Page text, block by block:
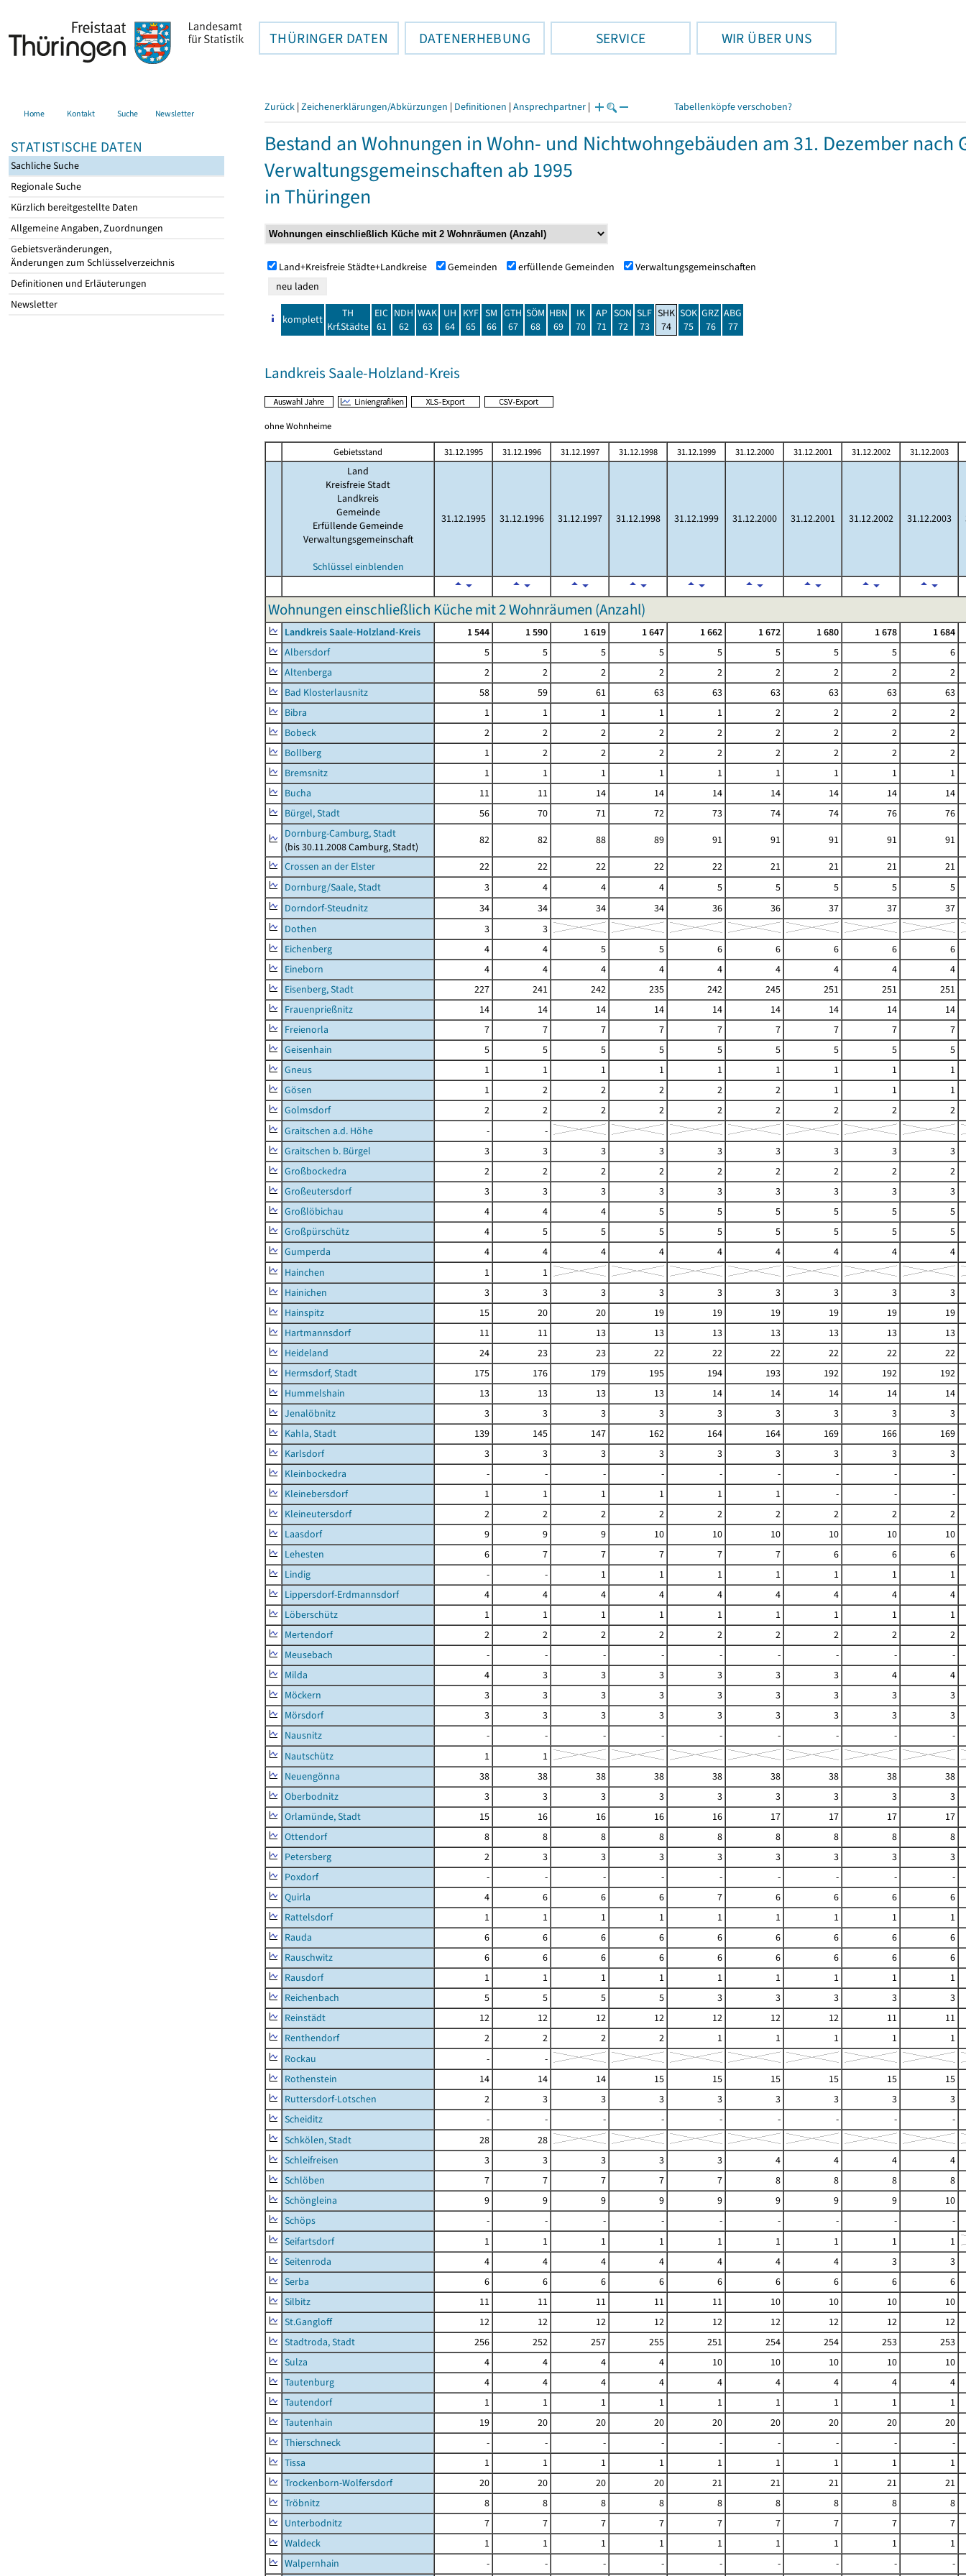
THÜRINGER DATEN DATENERHEBUNG SERVICE WIR ÜBER UNS
Home Kontakt Suche Newsletter
STATISTISCHE DATEN
Sachliche Suche
Regionale Suche
Kürzlich bereitgestellte Daten
Allgemeine Angaben, Zuordnungen
Gebietsveränderungen,
Änderungen zum Schlüsselverzeichnis
Definitionen und Erläuterungen
Newsletter
Zurück | Zeichenerklärungen/Abkürzungen | Definitionen | Ansprechpartner | Tabellenköpfe verschoben?
Bestand an Wohnungen in Wohn- und Nichtwohngebäuden am 31. Dezember
Verwaltungsgemeinschaften ab 1995
in Thüringen
Land+Kreisfreie Städte+Landkreise Gemeinden erfüllende Gemeinden Verwaltungsgemeinschaften
komplett
TH
Krf.Städte
EIC
61
NDH
62
WAK
63
UH
64
KYF
65
SM
66
GTH
67
SÖM
68
HBN
69
IK
70
AP
71
SON
72
SLF
73
SHK
74
SOK
75
GRZ
76
ABG
77
Landkreis Saale-Holzland-Kreis
ohne Wohnheime
Gebietsstand 31.12.1995 31.12.1996 31.12.1997 31.12.1998 31.12.1999 31.12.2000 31.12.2001 31.12.2002 31.12.2003
Land
Kreisfreie Stadt
Landkreis
Gemeinde
Erfüllende Gemeinde
Verwaltungsgemeinschaft
Schlüssel einblenden
31.12.1995 31.12.1996 31.12.1997 31.12.1998 31.12.1999 31.12.2000 31.12.2001 31.12.2002 31.12.2003
Wohnungen einschließlich Küche mit 2 Wohnräumen (Anzahl)
Landkreis Saale-Holzland-Kreis 1 544 1 590 1 619 1 647 1 662 1 672 1 680 1 678
1 684
Albersdorf
5 5 5 5 5 5 5 5
6
Altenberga
2 2 2 2 2 2 2 2
2
Bad Klosterlausnitz
58 59 61 63 63 63 63 63
63
Bibra
1 1 1 1 1 2 2 2
2
Bobeck
2 2 2 2 2 2 2 2
2
Bollberg
1 2 2 2 2 2 2 2
2
Bremsnitz
1 1 1 1 1 1 1 1
1
Bucha
11 11 14 14 14 14 14 14
14
Bürgel, Stadt
56 70 71 72 73 74 74 76
76
Dornburg-Camburg, Stadt
(bis 30.11.2008 Camburg, Stadt)
82 82 88 89 91 91 91 91
91
Crossen an der Elster
22 22 22 22 22 21 21 21
21
Dornburg/Saale, Stadt
3 4 4 4 5 5 5 5
5
Dorndorf-Steudnitz
34 34 34 34 36 36 37 37
37
Dothen
3
3
Eichenberg
4 4 5 5 6 6 6 6
6
Eineborn
4 4 4 4 4 4 4 4
4
Eisenberg, Stadt
227 241 242 235 242 245 251 251
251
Frauenprießnitz
14 14 14 14 14 14 14 14
14
Freienorla
7 7 7 7 7 7 7 7
7
Geisenhain
5 5 5 5 5 5 5 5
5
Gneus
1 1 1 1 1 1 1 1
1
Gösen
1 2 2 2 2 2 1 1
1
Golmsdorf
2 2 2 2 2 2 2 2
2
Graitschen a.d. Höhe
-
-
Graitschen b. Bürgel
3 3 3 3 3 3 3 3
3
Großbockedra
2 2 2 2 2 2 2 2
2
Großeutersdorf
3 3 3 3 3 3 3 3
3
Großlöbichau
4 4 4 5 5 5 5 5
5
Großpürschütz
4 5 5 5 5 5 5 5
5
Gumperda
4 4 4 4 4 4 4 4
4
Hainchen
1
1
Hainichen
3 3 3 3 3 3 3 3
3
Hainspitz
15 20 20 19 19 19 19 19
19
Hartmannsdorf
11 11 13 13 13 13 13 13
13
Heideland
24 23 23 22 22 22 22 22
22
Hermsdorf, Stadt
175 176 179 195 194 193 192 192
192
Hummelshain
13 13 13 13 14 14 14 14
14
Jenalöbnitz
3 3 3 3 3 3 3 3
3
Kahla, Stadt
139 145 147 162 164 164 169 166
169
Karlsdorf
3 3 3 3 3 3 3 3
3
Kleinbockedra
- - - - - - - -
-
Kleinebersdorf
1 1 1 1 1 1 - -
-
Kleineutersdorf
2 2 2 2 2 2 2 2
2
Laasdorf
9 9 9 10 10 10 10 10
10
Lehesten
6 7 7 7 7 7 6 6
6
Lindig
- - 1 1 1 1 1 1
1
Lippersdorf-Erdmannsdorf
4 4 4 4 4 4 4 4
4
Löberschütz
1 1 1 1 1 1 1 1
1
Mertendorf
2 2 2 2 2 2 2 2
2
Meusebach
- - - - - - - -
-
Milda
4 3 3 3 3 3 3 4
4
Möckern
3 3 3 3 3 3 3 3
3
Mörsdorf
3 3 3 3 3 3 3 3
3
Nausnitz
- - - - - - - -
-
Nautschütz
1
1
Neuengönna
38 38 38 38 38 38 38 38
38
Oberbodnitz
3 3 3 3 3 3 3 3
3
Orlamünde, Stadt
15 16 16 16 16 17 17 17
17
Ottendorf
8 8 8 8 8 8 8 8
8
Petersberg
2 3 3 3 3 3 3 3
3
Poxdorf
- - - - - - - -
-
Quirla
4 6 6 6 7 6 6 6
6
Rattelsdorf
1 1 1 1 1 1 1 1
1
Rauda
6 6 6 6 6 6 6 6
6
Rauschwitz
6 6 6 6 6 6 6 6
6
Rausdorf
1 1 1 1 1 1 1 1
1
Reichenbach
5 5 5 5 3 3 3 3
3
Reinstädt
12 12 12 12 12 12 12 11
11
Renthendorf
2 2 2 2 1 1 1 1
1
Rockau
-
-
Rothenstein
14 14 14 15 15 15 15 15
15
Ruttersdorf-Lotschen
2 3 3 3 3 3 3 3
3
Scheiditz
- - - - - - - -
-
Schkölen, Stadt
28
28
Schleifreisen
3 3 3 3 3 4 4 4
4
Schlöben
7 7 7 7 7 8 8 8
8
Schöngleina
9 9 9 9 9 9 9 9
10
Schöps
- - - - - - - -
-
Seifartsdorf
1 1 1 1 1 1 1 1
1
Seitenroda
4 4 4 4 4 4 4 3
3
Serba
6 6 6 6 6 6 6 6
6
Silbitz
11 11 11 11 11 10 10 10
10
St.Gangloff
12 12 12 12 12 12 12 12
12
Stadtroda, Stadt
256 252 257 255 251 254 254 253
253
Sulza
4 4 4 4 10 10 10 10
10
Tautenburg
4 4 4 4 4 4 4 4
4
Tautendorf
1 1 1 1 1 1 1 1
1
Tautenhain
19 20 20 20 20 20 20 20
20
Thierschneck
- - - - - - - -
-
Tissa
1 1 1 1 1 1 1 1
1
Trockenborn-Wolfersdorf
20 20 20 20 21 21 21 21
21
Tröbnitz
8 8 8 8 8 8 8 8
8
Unterbodnitz
7 7 7 7 7 7 7 7
7
Waldeck
1 1 1 1 1 1 1 1
1
Walpernhain
- - - - - - - - -